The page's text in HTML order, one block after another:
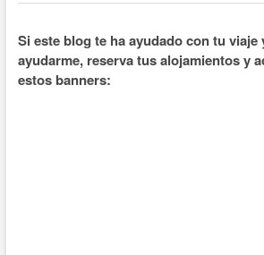
Si este blog te ha ayudado con tu viaje
ayudarme, reserva tus alojamientos y
estos banners: